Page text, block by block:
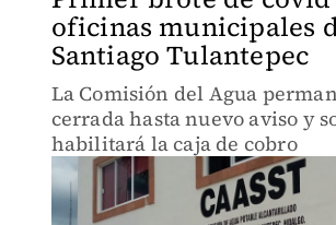
oficinas municipales
Santiago Tulantepec
La Comisión del Agua
cerrada hasta nuevo aviso y
habilitará la caja de cobro